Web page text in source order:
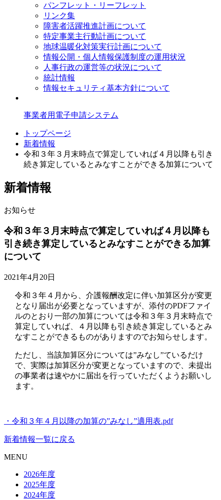
パンフレット・リーフレット
リンク集
障害者活躍推進計画について
特定事業主行動計画について
地球温暖化対策実行計画について
情報公開・個人情報保護制度の運用状況
人事行政の運営等の状況について
統計情報
情報セキュリティ基本方針について
事業者用電子申請システム
トップページ
新着情報
令和３年３月末時点で算定していれば４月以降も引き
続き算定しているとみなすことができる加算について
新着情報
お知らせ
令和３年３月末時点で算定していれば４月以降も
引き続き算定しているとみなすことができる加算
について
2021年4月20日
令和３年４月から、介護報酬改定に伴い加算区分が変更
となり届出が必要となっていますが、添付のPDFファイ
ルのとおり一部の加算については令和３年３月末時点で
算定していれば、４月以降も引き続き算定しているとみ
なすことができるものがありますのでお知らせします。
ただし、当該加算区分については”みなし”ているだけ
で、実際は加算区分が変更となっていますので、未提出
の事業者は速やかに届出を行っていただくようお願いし
ます。
・令和３年４月以降の加算の”みなし”適用表.pdf
新着情報一覧に戻る
MENU
2026年度
2025年度
2024年度